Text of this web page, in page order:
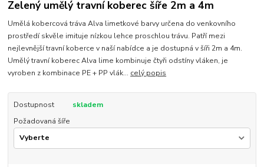
Zelený umělý travní koberec šíře 2m a 4m
Umělá kobercová tráva Alva limetkové barvy určena do venkovního
prostředí skvěle imituje nízkou lehce proschlou trávu. Patří mezi
nejlevnější travní koberce v naší nabídce a je dostupná v šíři 2m a 4m.
Umělý travní koberec Alva lime kombinuje čtyři odstíny vláken, je
vyroben z kombinace PE + PP vlák... celý popis
Dostupnost
skladem
Požadovaná šíře